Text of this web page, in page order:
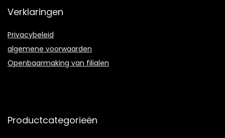
Verklaringen
Privacybeleid
algemene voorwaarden
Openbaarmaking van filialen
Productcategorieën